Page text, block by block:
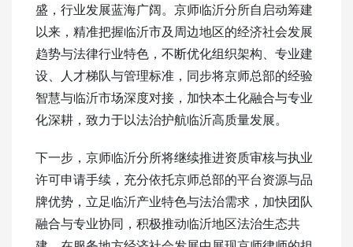
盛，行业发展蓝海广阔。京师临沂分所自启动筹建
以来，精准把握临沂市及周边地区的经济社会发展
趋势与法律行业特色，不断优化组织架构、专业建
设、人才梯队与管理标准，同步将京师总部的经验
智慧与临沂市场深度对接，加快本土化融合与专业
化深耕，致力于以法治护航临沂高质量发展。
下一步，京师临沂分所将继续推进资质审核与执业
许可申请手续，充分依托京师总部的平台资源与品
牌优势，立足临沂产业特色与法治需求，加快团队
融合与专业协同，积极推动临沂地区法治生态共